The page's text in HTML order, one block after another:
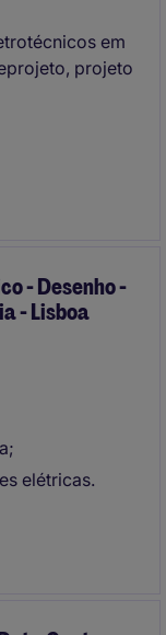
em
projeto
- Desenho -
- Lisboa
elétricas.